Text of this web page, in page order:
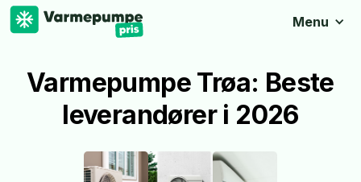
Menu
Varmepumpe Trøa: Beste
leverandører i 2026